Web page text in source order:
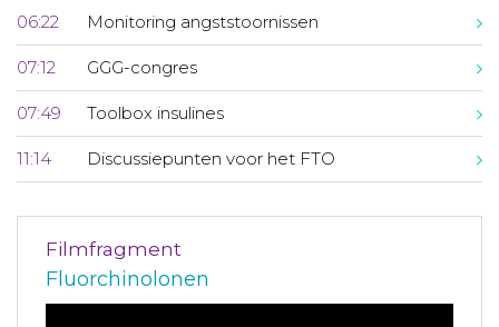
06:22 Monitoring angststoornissen
07:12 GGG-congres
07:49 Toolbox insulines
11:14 Discussiepunten voor het FTO
Filmfragment
Fluorchinolonen